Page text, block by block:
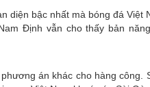
diện bậc nhất mà bóng đá
Định vẫn cho thấy bản
án khác cho hàng